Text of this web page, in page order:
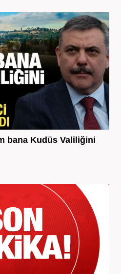
bana Kudüs Valiliğini